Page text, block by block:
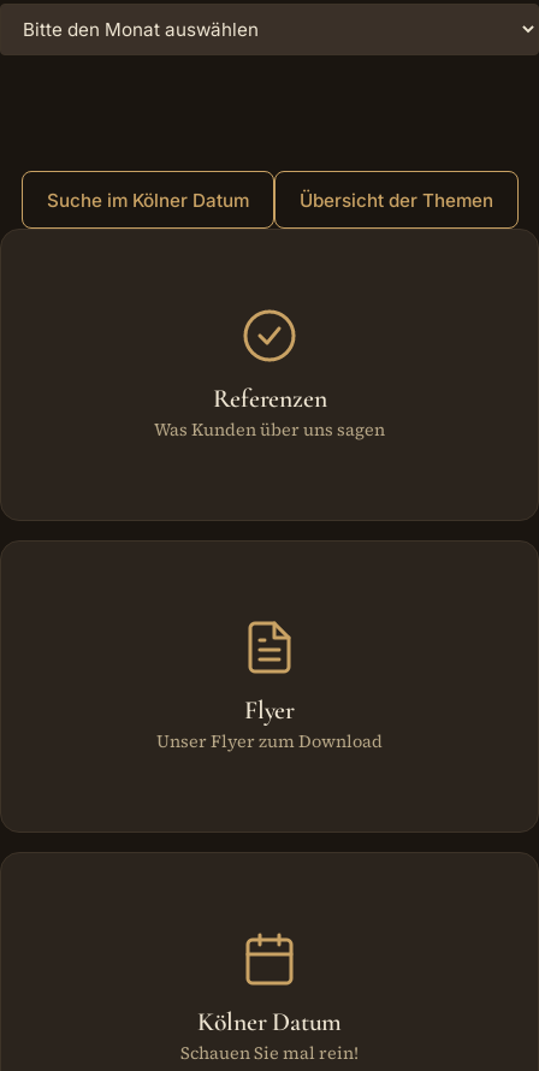
Suche im Kölner Datum Übersicht der Themen
Weitere Bereiche
Referenzen
Was Kunden über uns sagen
Flyer
Unser Flyer zum Download
Kölner Datum
Schauen Sie mal rein!